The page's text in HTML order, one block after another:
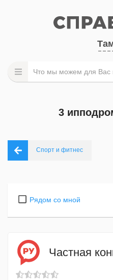
3
Спорт и фитнес
Рядом со мной
Частная